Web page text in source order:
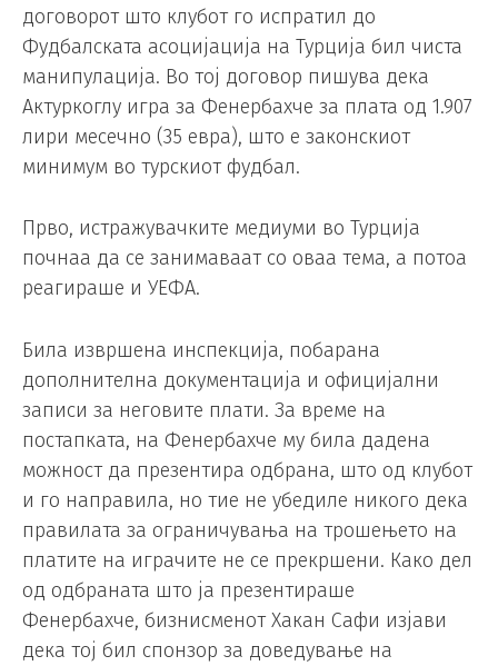
договорот што клубот го испратил до
Фудбалската асоцијација на Турција бил чиста
манипулација. Во тој договор пишува дека
Актуркоглу игра за Фенербахче за плата од 1.907
лири месечно (35 евра), што е законскиот
минимум во турскиот фудбал.
Прво, истражувачките медиуми во Турција
почнаа да се занимаваат со оваа тема, а потоа
реагираше и УЕФА.
Била извршена инспекција, побарана
дополнителна документација и официјални
записи за неговите плати. За време на
постапката, на Фенербахче му била дадена
можност да презентира одбрана, што од клубот
и го направила, но тие не убедиле никого дека
правилата за ограничувања на трошењето на
платите на играчите не се прекршени. Како дел
од одбраната што ја презентираше
Фенербахче, бизнисменот Хакан Сафи изјави
дека тој бил спонзор за доведување на